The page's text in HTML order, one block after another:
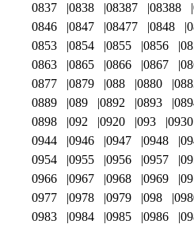
0837
0838 08387 08388
0846
0847 08477 0848
0853
0854 0855 0856
0863
0865 0866 0867
0877
0879 088 0880
0889
089 0892 0893
0898
092 0920 093 0930
0944
0946 0947 0948
0954
0955 0956 0957
0966
0967 0968 0969
0977
0978 0979 098
0983
0984 0985 0986